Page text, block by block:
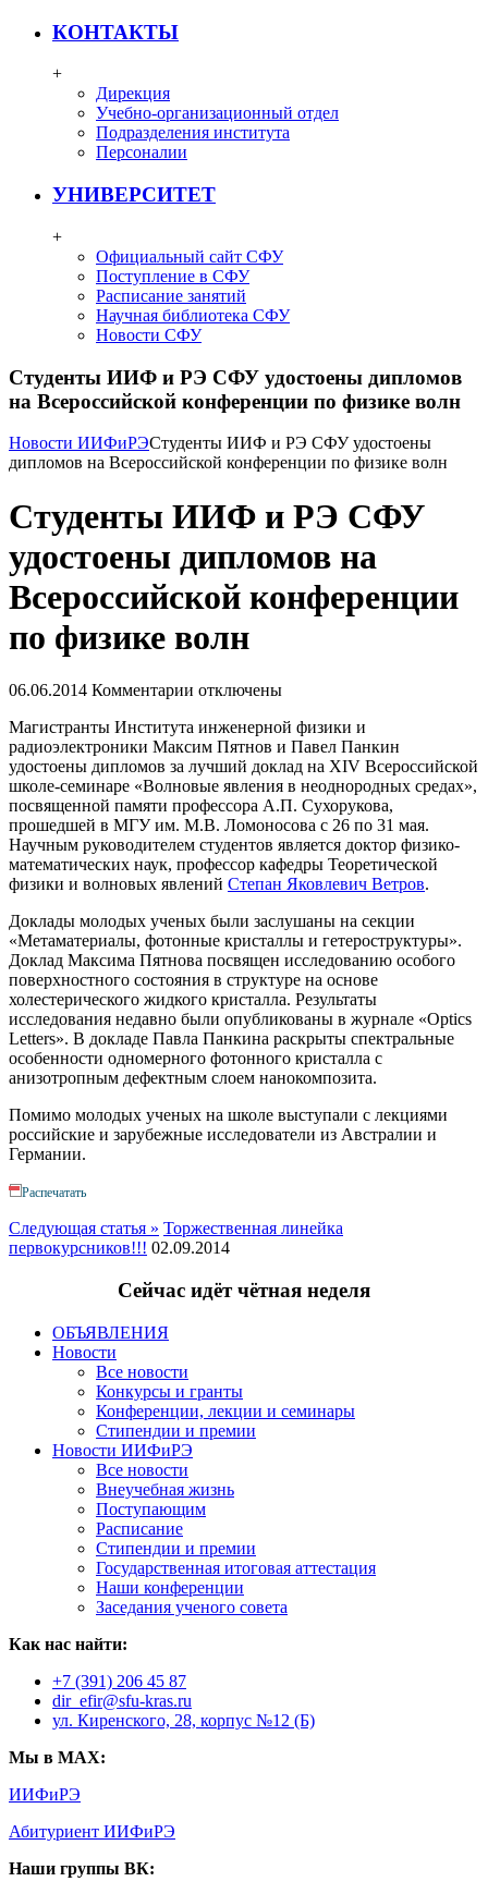
КОНТАКТЫ
+
Дирекция
Учебно-организационный отдел
Подразделения института
Персоналии
УНИВЕРСИТЕТ
+
Официальный сайт СФУ
Поступление в СФУ
Расписание занятий
Научная библиотека СФУ
Новости СФУ
Студенты ИИФ и РЭ СФУ удостоены дипломов
на Всероссийской конференции по физике волн
Новости ИИФиРЭСтуденты ИИФ и РЭ СФУ удостоены
дипломов на Всероссийской конференции по физике волн
Студенты ИИФ и РЭ СФУ
удостоены дипломов на
Всероссийской конференции
по физике волн
06.06.2014 Комментарии отключены
Магистранты Института инженерной физики и
радиоэлектроники Максим Пятнов и Павел Панкин
удостоены дипломов за лучший доклад на XIV Всероссийской
школе-семинаре «Волновые явления в неоднородных средах»,
посвященной памяти профессора А.П. Сухорукова,
прошедшей в МГУ им. М.В. Ломоносова с 26 по 31 мая.
Научным руководителем студентов является доктор физико-
математических наук, профессор кафедры Теоретической
физики и волновых явлений Степан Яковлевич Ветров.
Доклады молодых ученых были заслушаны на секции
«Метаматериалы, фотонные кристаллы и гетероструктуры».
Доклад Максима Пятнова посвящен исследованию особого
поверхностного состояния в структуре на основе
холестерического жидкого кристалла. Результаты
исследования недавно были опубликованы в журнале «Optics
Letters». В докладе Павла Панкина раскрыты спектральные
особенности одномерного фотонного кристалла с
анизотропным дефектным слоем нанокомпозита.
Помимо молодых ученых на школе выступали с лекциями
российские и зарубежные исследователи из Австралии и
Германии.
Распечатать
Следующая статья » Торжественная линейка
первокурсников!!! 02.09.2014
Сейчас идёт чётная неделя
ОБЪЯВЛЕНИЯ
Новости
Все новости
Конкурсы и гранты
Конференции, лекции и семинары
Стипендии и премии
Новости ИИФиРЭ
Все новости
Внеучебная жизнь
Поступающим
Расписание
Стипендии и премии
Государственная итоговая аттестация
Наши конференции
Заседания ученого совета
Как нас найти:
+7 (391) 206 45 87
dir_efir@sfu-kras.ru
ул. Киренского, 28, корпус №12 (Б)
Мы в MAX:
ИИФиРЭ
Абитуриент ИИФиРЭ
Наши группы ВК: